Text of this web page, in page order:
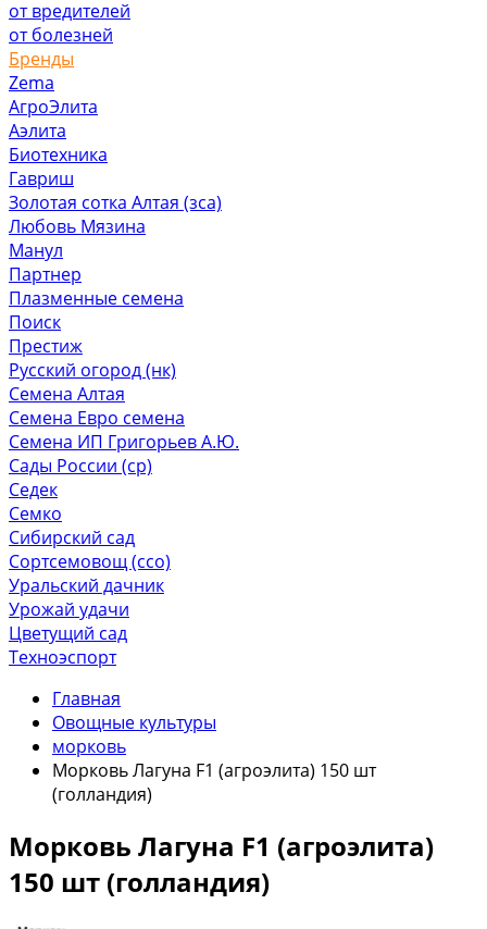
от вредителей
от болезней
Бренды
Zema
АгроЭлита
Аэлита
Биотехника
Гавриш
Золотая сотка Алтая (зса)
Любовь Мязина
Манул
Партнер
Плазменные семена
Поиск
Престиж
Русский огород (нк)
Семена Алтая
Семена Евро семена
Семена ИП Григорьев А.Ю.
Сады России (ср)
Седек
Семко
Сибирский сад
Сортсемовощ (ссо)
Уральский дачник
Урожай удачи
Цветущий сад
Техноэспорт
Главная
Овощные культуры
морковь
Морковь Лагуна F1 (агроэлита) 150 шт
(голландия)
Морковь Лагуна F1 (агроэлита)
150 шт (голландия)